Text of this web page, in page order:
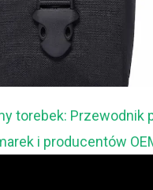
torebek: Przewodnik
i producentów